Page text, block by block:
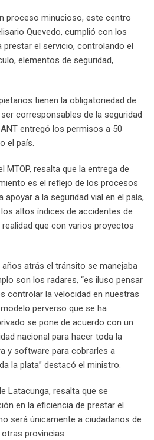
proceso minucioso, este centro
Quevedo, cumplió con los
el servicio, controlando el
elementos de seguridad,
tienen la obligatoriedad de
corresponsables de la seguridad
entregó los permisos a 50
el país.
MTOP, resalta que la entrega de
es el reflejo de los procesos
apoyar a la seguridad vial en el país,
altos índices de accidentes de
que con varios proyectos
atrás el tránsito se manejaba
son los radares, “es iluso pensar
controlar la velocidad en nuestras
perverso que se ha
se pone de acuerdo con un
nacional para hacer toda la
y software para cobrarles a
la plata” destacó el ministro.
Latacunga, resalta que se
en la eficiencia de prestar el
será únicamente a ciudadanos de
provincias.